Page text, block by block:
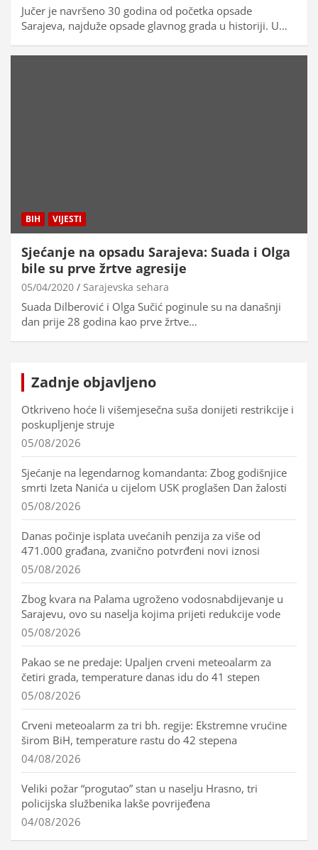
Jučer je navršeno 30 godina od početka opsade
Sarajeva, najduže opsade glavnog grada u historiji. U…
BIH VIJESTI
Sjećanje na opsadu Sarajeva: Suada i Olga
bile su prve žrtve agresije
05/04/2020 Sarajevska sehara
Suada Dilberović i Olga Sučić poginule su na današnji
dan prije 28 godina kao prve žrtve…
Zadnje objavljeno
Otkriveno hoće li višemjesečna suša donijeti restrikcije i
poskupljenje struje
05/08/2026
Sjećanje na legendarnog komandanta: Zbog godišnjice
smrti Izeta Nanića u cijelom USK proglašen Dan žalosti
05/08/2026
Danas počinje isplata uvećanih penzija za više od
471.000 građana, zvanično potvrđeni novi iznosi
05/08/2026
Zbog kvara na Palama ugroženo vodosnabdijevanje u
Sarajevu, ovo su naselja kojima prijeti redukcije vode
05/08/2026
Pakao se ne predaje: Upaljen crveni meteoalarm za
četiri grada, temperature danas idu do 41 stepen
05/08/2026
Crveni meteoalarm za tri bh. regije: Ekstremne vrućine
širom BiH, temperature rastu do 42 stepena
04/08/2026
Veliki požar “progutao” stan u naselju Hrasno, tri
policijska službenika lakše povrijeđena
04/08/2026